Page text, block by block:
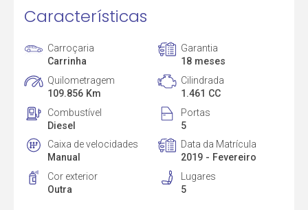
Características
Carroçaria
Carrinha
Garantia
18 meses
Quilometragem
109.856 Km
Cilindrada
1.461 CC
Combustível
Diesel
Portas
5
Caixa de velocidades
Manual
Data da Matrícula
2019 - Fevereiro
Cor exterior
Outra
Lugares
5